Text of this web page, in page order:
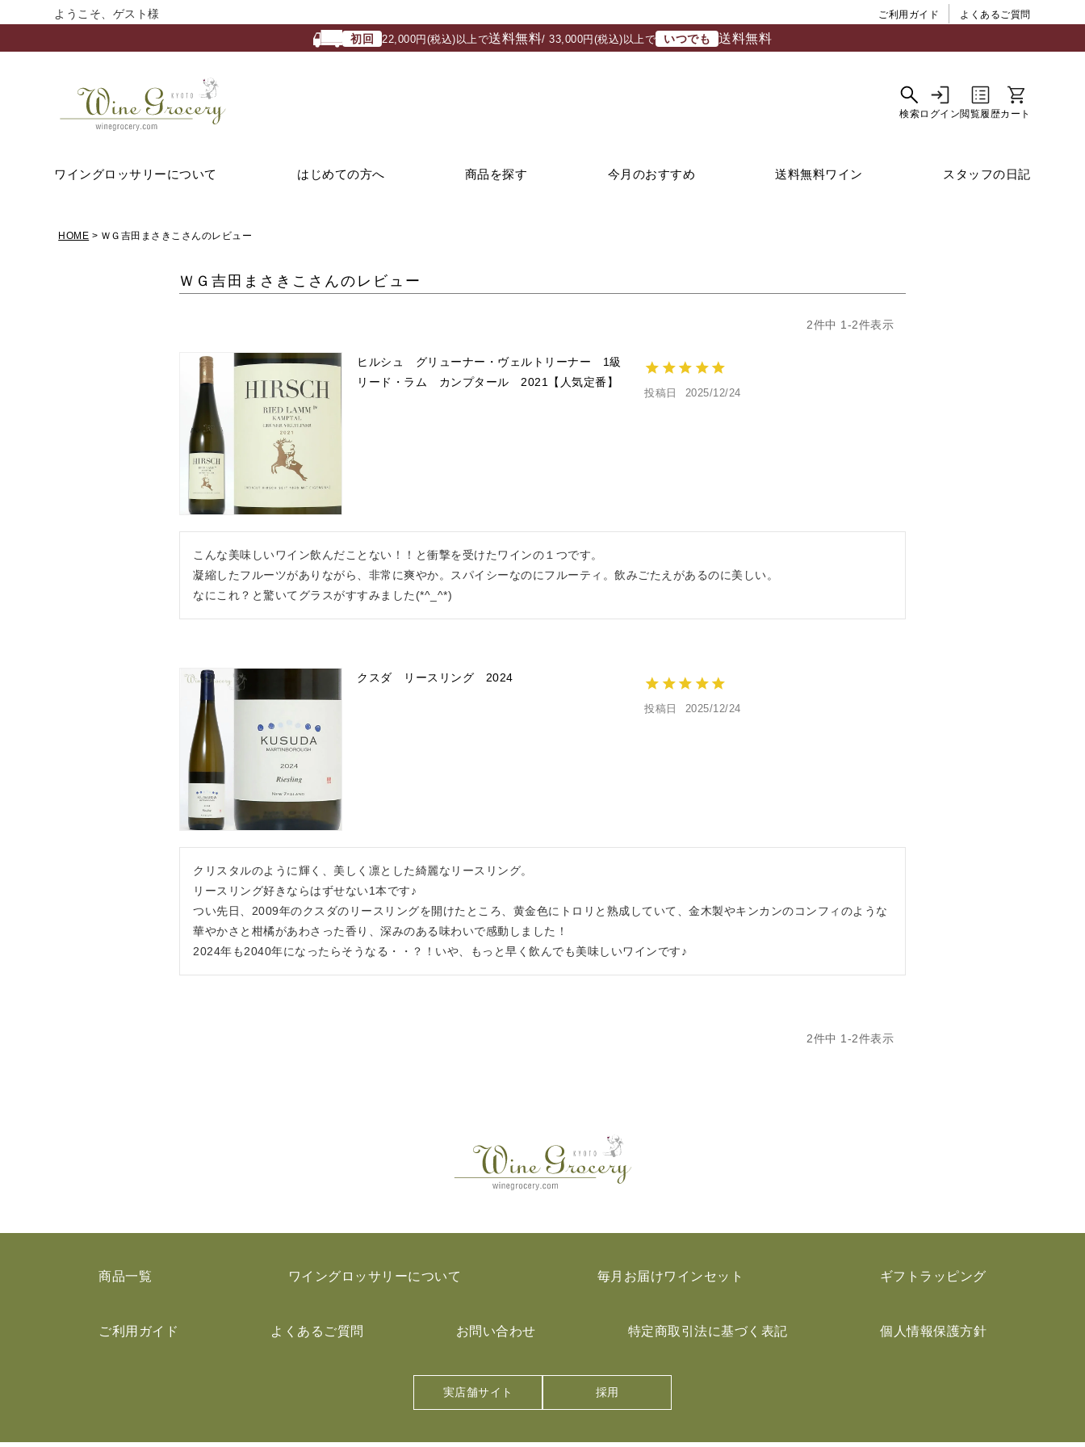
ようこそ、ゲスト様 ご利用ガイド よくあるご質問
初回 22,000円(税込)以上で送料無料/ 33,000円(税込)以上で いつでも 送料無料
ワイングロッサリーについて はじめての方へ 商品を探す 今月のおすすめ 送料無料ワイン スタッフの日記
HOME ＷＧ吉田まさきこさんのレビュー
ＷＧ吉田まさきこさんのレビュー
2件中 1 -2件表示
ヒルシュ グリューナー・ヴェルトリーナー 1級
リード・ラム カンプタール 2021【人気定番】
投稿日 2025/12/24
こんな美味しいワイン飲んだことない！！と衝撃を受けたワインの１つです。
凝縮したフルーツがありながら、非常に爽やか。スパイシーなのにフルーティ。飲みごたえがあるのに美しい。
なにこれ？と驚いてグラスがすすみました(*^_^*)
クスダ リースリング 2024
投稿日 2025/12/24
クリスタルのように輝く、美しく凛とした綺麗なリースリング。
リースリング好きならはずせない1本です♪
つい先日、2009年のクスダのリースリングを開けたところ、黄金色にトロリと熟成していて、金木製やキンカンのコンフィのような
華やかさと柑橘があわさった香り、深みのある味わいで感動しました！
2024年も2040年になったらそうなる・・？！いや、もっと早く飲んでも美味しいワインです♪
2件中 1 -2件表示
商品一覧 ワイングロッサリーについて 毎月お届けワインセット ギフトラッピング
ご利用ガイド よくあるご質問 お問い合わせ 特定商取引法に基づく表記 個人情報保護方針
実店舗サイト 採用